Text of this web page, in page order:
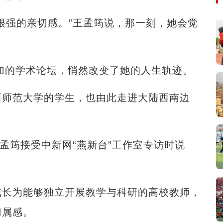
亲切感。”王孟筠说，那一刻，她会觉
术论坛，悄然改变了她的人生轨迹。
大学的学生，也由此走进大陆西南边
接受中新网“燕新台”工作室专访时说
能够独立开展教学与科研的高校教师，
感。